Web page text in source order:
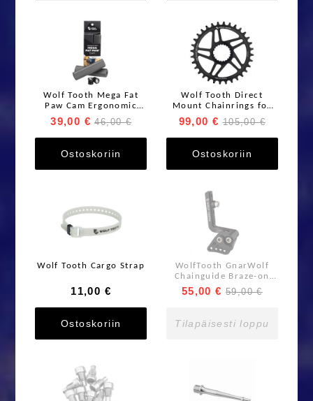
Wolf Tooth Mega Fat
Paw Cam Ergonomic
Grips Black
39,00 € 46,00 €
Ostoskoriin
Wolf Tooth Direct
Mount Chainrings for
Shimano Cranks for
Shimano 12spd
Hyperglide+ Chain
99,00 € 105,00 €
Ostoskoriin
Wolf Tooth Cargo Strap
11,00 €
Ostoskoriin
WolfTooth GnarWolf
Chainguide Braze-on
Mount
55,00 € 59,00 €
Tilapäisesti loppu